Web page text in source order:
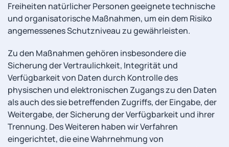
Freiheiten natürlicher Personen geeignete technische
und organisatorische Maßnahmen, um ein dem Risiko
angemessenes Schutzniveau zu gewährleisten.
Zu den Maßnahmen gehören insbesondere die
Sicherung der Vertraulichkeit, Integrität und
Verfügbarkeit von Daten durch Kontrolle des
physischen und elektronischen Zugangs zu den Daten
als auch des sie betreffenden Zugriffs, der Eingabe, der
Weitergabe, der Sicherung der Verfügbarkeit und ihrer
Trennung. Des Weiteren haben wir Verfahren
eingerichtet, die eine Wahrnehmung von